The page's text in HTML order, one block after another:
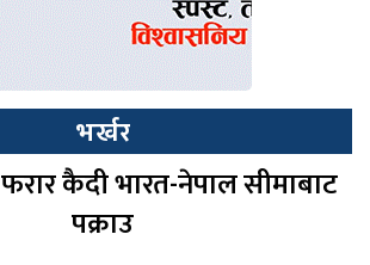
भर्खर
फरार कैदी भारत-नेपाल सीमाबाट
पक्राउ